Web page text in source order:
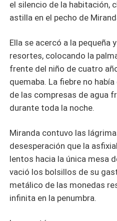
punto de revelarse si
bajo su impecable traje
el silencio de la habitación,
astilla en el pecho de
​Ella se acercó a la pequeña
resortes, colocando la
frente del niño de cuatro
quemaba. La fiebre no
de las compresas de agua
durante toda la noche.
​Miranda contuvo las
desesperación que la
lentos hacia la única mesa
vació los bolsillos de su
metálico de las monedas
infinita en la penumbra.